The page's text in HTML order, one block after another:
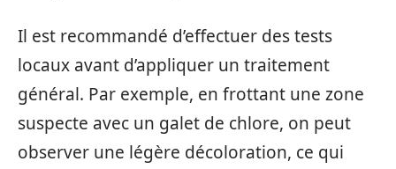
Il est recommandé d’effectuer des tests
locaux avant d’appliquer un traitement
général. Par exemple, en frottant une zone
suspecte avec un galet de chlore, on peut
observer une légère décoloration, ce qui